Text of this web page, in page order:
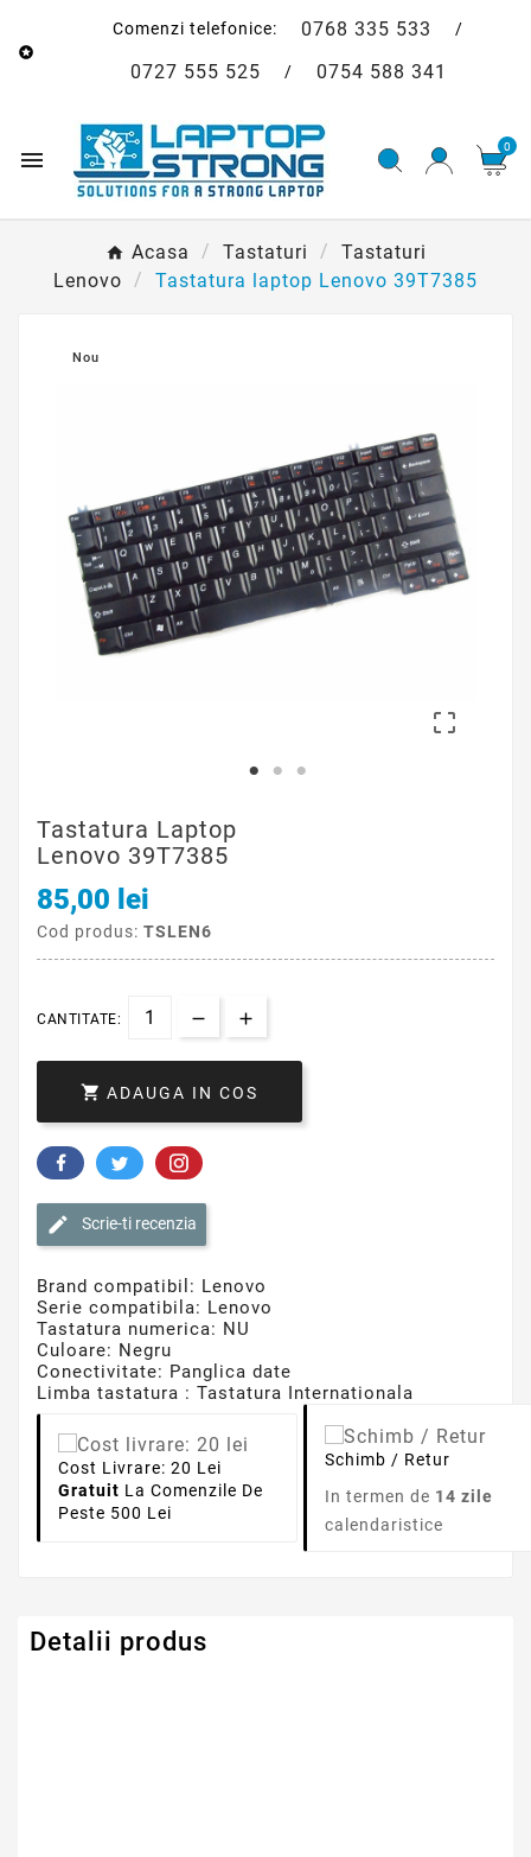

Comenzi telefonice: 0768 335 533
0727 555 525 / 0754 588 341
 0
Acasa Tastaturi
Tastaturi
Lenovo
Tastatura laptop Lenovo 39T7385
Nou

Tastatura Laptop
Lenovo 39T7385
85,00 lei
Cod produs: TSLEN6
CANTITATE:
 ADAUGA IN COS
Scrie-ti recenzia
Brand compatibil: Lenovo
Serie compatibila: Lenovo
Tastatura numerica: NU
Culoare: Negru
Conectivitate: Panglica date
Limba tastatura : Tastatura Internationala
Cost Livrare: 20 Lei
Gratuit La Comenzile De
Peste 500 Lei
Schimb / Retur
In termen de 14 zile
calendaristice
Detalii produs